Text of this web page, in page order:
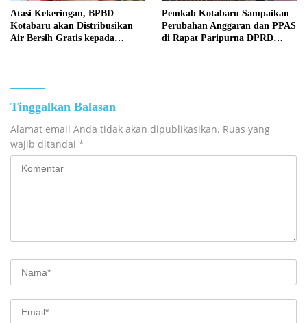
Atasi Kekeringan, BPBD
Kotabaru akan Distribusikan
Air Bersih Gratis kepada
Pemkab Kotabaru Sampaikan
Perubahan Anggaran dan PPAS
di Rapat Paripurna DPRD
Tinggalkan Balasan
Alamat email Anda tidak akan dipublikasikan. Ruas yang
wajib ditandai *